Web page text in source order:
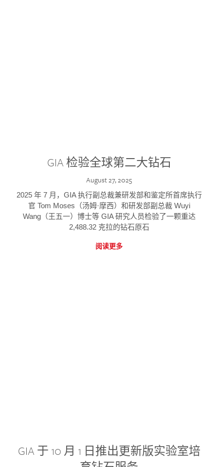
GIA 检验全球第二大钻石
August 27, 2025
2025 年 7 月，GIA 执行副总裁兼研发部和鉴定所首席执行
官 Tom Moses（汤姆·摩西）和研发部副总裁 Wuyi
Wang（王五一）博士等 GIA 研究人员检验了一颗重达
2,488.32 克拉的钻石原石
阅读更多
GIA 于 10 月 1 日推出更新版实验室培